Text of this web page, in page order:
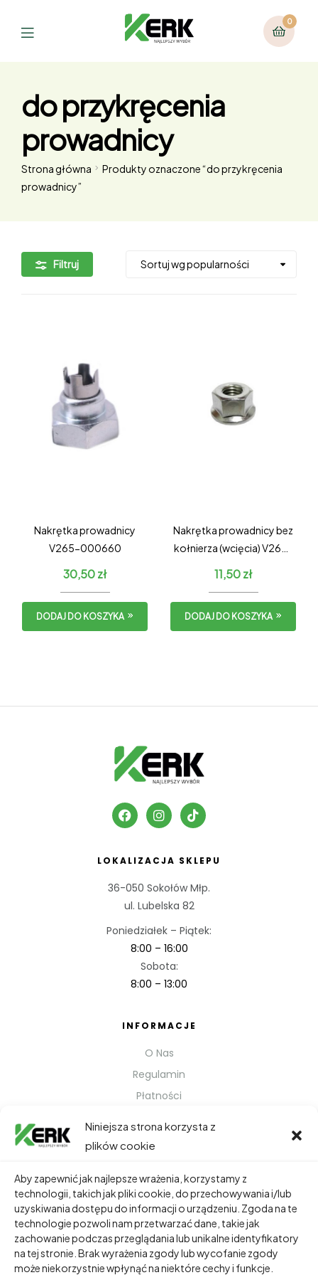
Niniejsza strona korzysta z
plików cookie
Aby zapewnić jak najlepsze wrażenia, korzystamy z
technologii, takich jak pliki cookie, do przechowywania i/lub
uzyskiwania dostępu do informacji o urządzeniu. Zgoda na te
technologie pozwoli nam przetwarzać dane, takie jak
zachowanie podczas przeglądania lub unikalne identyfikatory
na tej stronie. Brak wyrażenia zgody lub wycofanie zgody
może niekorzystnie wpłynąć na niektóre cechy i funkcje.
0
do przykręcenia
prowadnicy
Strona główna
Produkty oznaczone “do przykręcenia
prowadnicy”
Filtruj
Nakrętka prowadnicy
V265-000660
30,50zł
DODAJ DO KOSZYKA
Nakrętka prowadnicy bez
kołnierza (wcięcia) V265-
11,50zł
DODAJ DO KOSZYKA
LOKALIZACJA SKLEPU
36-050 Sokołów Młp.
ul. Lubelska 82
Poniedziałek – Piątek:
8:00 – 16:00
Sobota:
8:00 – 13:00
INFORMACJE
O Nas
Regulamin
Płatności
TWOJE KONTO
Dane Osobowe
Zamówienia
Adresy